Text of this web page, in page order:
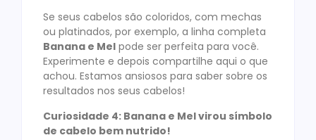
Se seus cabelos são coloridos, com mechas
ou platinados, por exemplo, a linha completa
Banana e Mel pode ser perfeita para você.
Experimente e depois compartilhe aqui o que
achou. Estamos ansiosos para saber sobre os
resultados nos seus cabelos!
Curiosidade 4: Banana e Mel virou símbolo
de cabelo bem nutrido!